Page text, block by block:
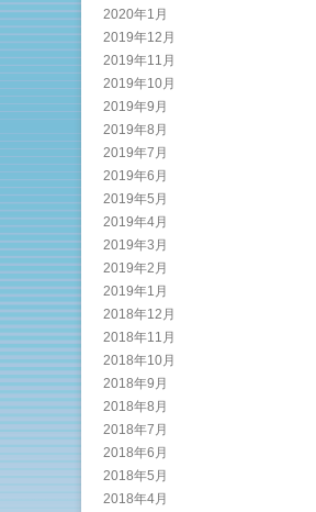
2020年1月
2019年12月
2019年11月
2019年10月
2019年9月
2019年8月
2019年7月
2019年6月
2019年5月
2019年4月
2019年3月
2019年2月
2019年1月
2018年12月
2018年11月
2018年10月
2018年9月
2018年8月
2018年7月
2018年6月
2018年5月
2018年4月